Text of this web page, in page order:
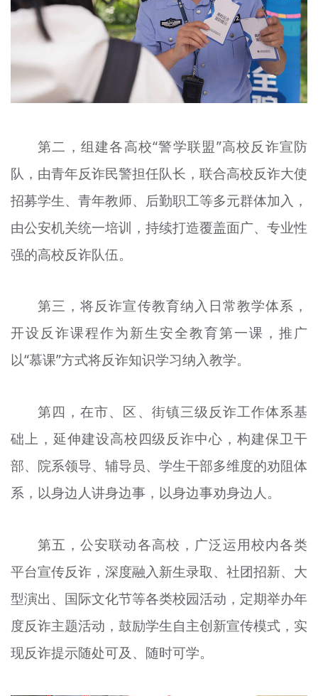
第二，组建各高校“警学联盟”高校反诈宣防
队，由青年反诈民警担任队长，联合高校反诈大使
招募学生、青年教师、后勤职工等多元群体加入，
由公安机关统一培训，持续打造覆盖面广、专业性
强的高校反诈队伍。
第三，将反诈宣传教育纳入日常教学体系，
开设反诈课程作为新生安全教育第一课，推广
以“慕课”方式将反诈知识学习纳入教学。
第四，在市、区、街镇三级反诈工作体系基
础上，延伸建设高校四级反诈中心，构建保卫干
部、院系领导、辅导员、学生干部多维度的劝阻体
系，以身边人讲身边事，以身边事劝身边人。
第五，公安联动各高校，广泛运用校内各类
平台宣传反诈，深度融入新生录取、社团招新、大
型演出、国际文化节等各类校园活动，定期举办年
度反诈主题活动，鼓励学生自主创新宣传模式，实
现反诈提示随处可及、随时可学。